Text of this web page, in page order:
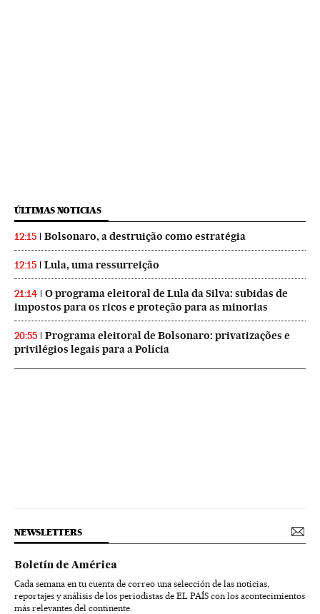
ÚLTIMAS NOTICIAS
12:15 Bolsonaro, a destruição como estratégia
12:15 Lula, uma ressurreição
21:14
O programa eleitoral de Lula da Silva: subidas de
impostos para os ricos e proteção para as minorias
20:55
Programa eleitoral de Bolsonaro: privatizações e
privilégios legais para a Polícia
NEWSLETTERS
Boletín de América
Cada semana en tu cuenta de correo una selección de las noticias,
reportajes y análisis de los periodistas de EL PAÍS con los acontecimientos
más relevantes del continente.